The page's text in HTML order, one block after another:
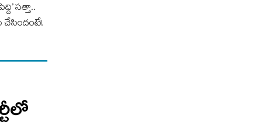
సత్తా..
చేసిందంటే!